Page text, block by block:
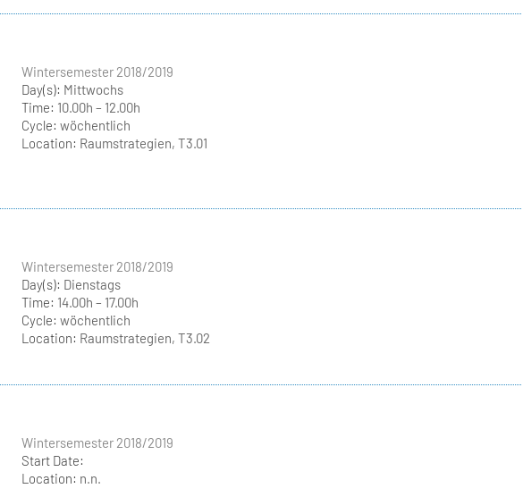
Wintersemester 2018/2019
Day(s): Mittwochs
Time: 10.00h – 12.00h
Cycle: wöchentlich
Location: Raumstrategien, T3.01
Wintersemester 2018/2019
Day(s): Dienstags
Time: 14.00h – 17.00h
Cycle: wöchentlich
Location: Raumstrategien, T3.02
Wintersemester 2018/2019
Start Date:
Location: n.n.